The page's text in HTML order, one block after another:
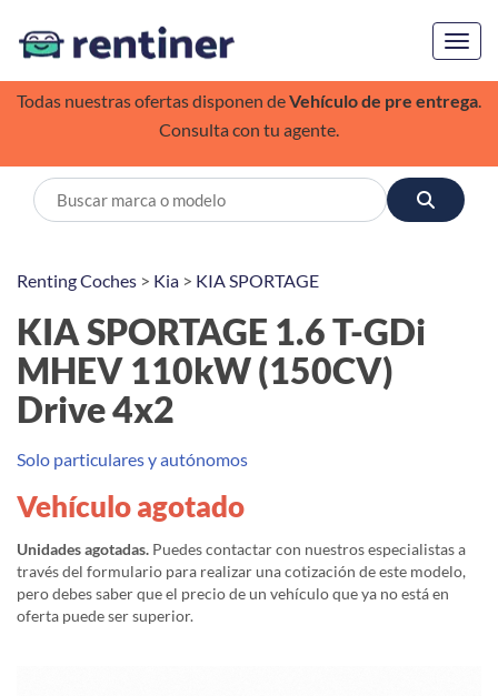
Todas nuestras ofertas disponen deVehículo de pre entrega.
Consulta con tu agente.
Renting Coches > Kia > KIA SPORTAGE
KIA SPORTAGE 1.6 T-GDi
MHEV 110kW (150CV)
Drive 4x2
Solo particulares y autónomos
Vehículo agotado
Unidades agotadas. Puedes contactar con nuestros especialistas a
través del formulario para realizar una cotización de este modelo,
pero debes saber que el precio de un vehículo que ya no está en
oferta puede ser superior.